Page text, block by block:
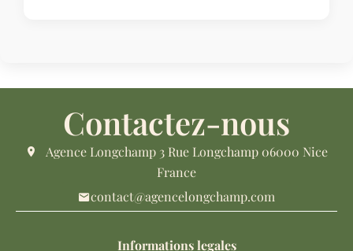
Contactez-nous
Agence Longchamp 3 Rue Longchamp 06000 Nice
France
contact@agencelongchamp.com
Informations legales